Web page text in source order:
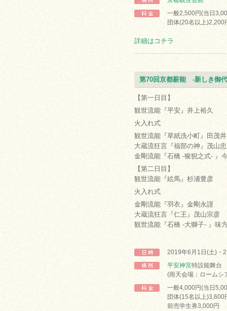
一般2,500円(当日
団体(20名以上)2,200
詳細はコチラ
第70回京都薪能 -新しき御
【第一日目】
観世流能『平安』井上裕久
火入れ式
観世流能『草紙洗小町』田茂
大蔵流狂言『福部の神』茂山
金剛流能『石橋 -狻猊之式- 』
【第二日目】
観世流能『絵馬』杉浦豊彦
火入れ式
金剛流能『羽衣』金剛永謹
大蔵流狂言『仁王』茂山宗彦
観世流能『石橋 -大獅子- 』味
2019年6月1日(土)・
平安神宮特設能舞台
(雨天会場：ロームシ
一般4,000円(当日
団体(15名以上)3,600
前売学生券3,000円